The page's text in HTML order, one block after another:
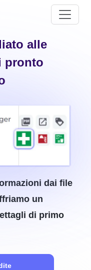
alle
pronto
dai file
un
di primo